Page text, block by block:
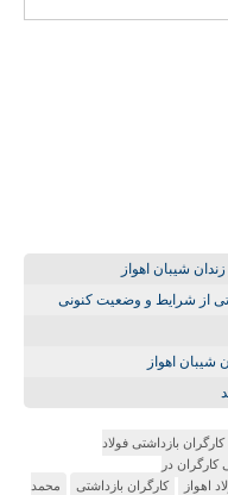
شیبان اهواز
از شرایط و وضعیت کنونی
اهواز
بازداشتی فولاد
در
اهواز کارگران بازداشتی محمد